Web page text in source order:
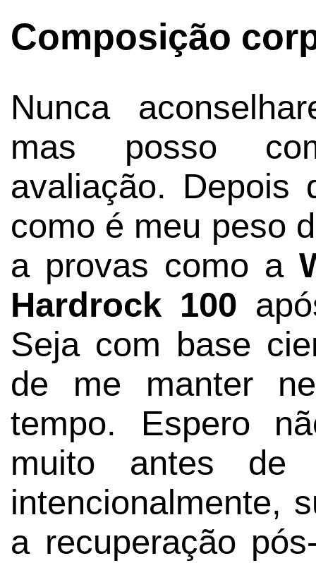
Composição
Nunca
mas posso
avaliação. Depois
como é meu peso
a provas como a
Hardrock 100
Seja com base
de me manter
tempo. Espero
muito antes de
intencionalmente,
a recuperação